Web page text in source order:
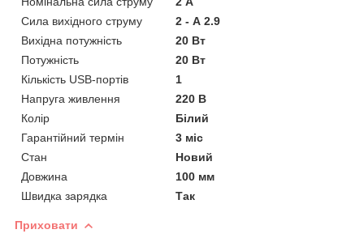
Сила вихідного струму
2 - А 2.9
Вихідна потужність
20 Вт
Потужність
20 Вт
Кількість USB-портів
1
Напруга живлення
220 В
Колір
Білий
Гарантійний термін
3 міс
Стан
Новий
Довжина
100 мм
Швидка зарядка
Так
Приховати